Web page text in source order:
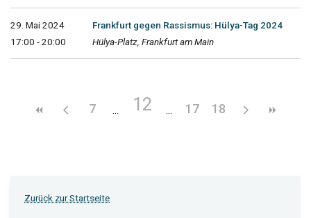
29. Mai 2024
17:00 - 20:00
Frankfurt gegen Rassismus: Hülya-Tag 2024
Hülya-Platz, Frankfurt am Main
7 12 17 18
Zurück zur Startseite